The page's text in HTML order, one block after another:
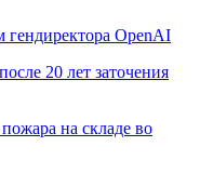
OpenAI
20 лет заточения
на складе во